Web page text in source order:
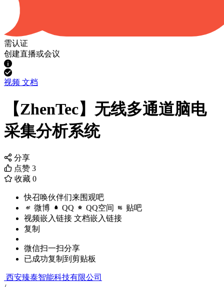
需认证
创建直播或会议
视频 文档
【ZhenTec】无线多通道脑电
采集分析系统
分享
点赞 3
收藏 0
快召唤伙伴们来围观吧
微博 QQ QQ空间 贴吧
视频嵌入链接 文档嵌入链接
复制
微信扫一扫分享
已成功复制到剪贴板
西安臻泰智能科技有限公司